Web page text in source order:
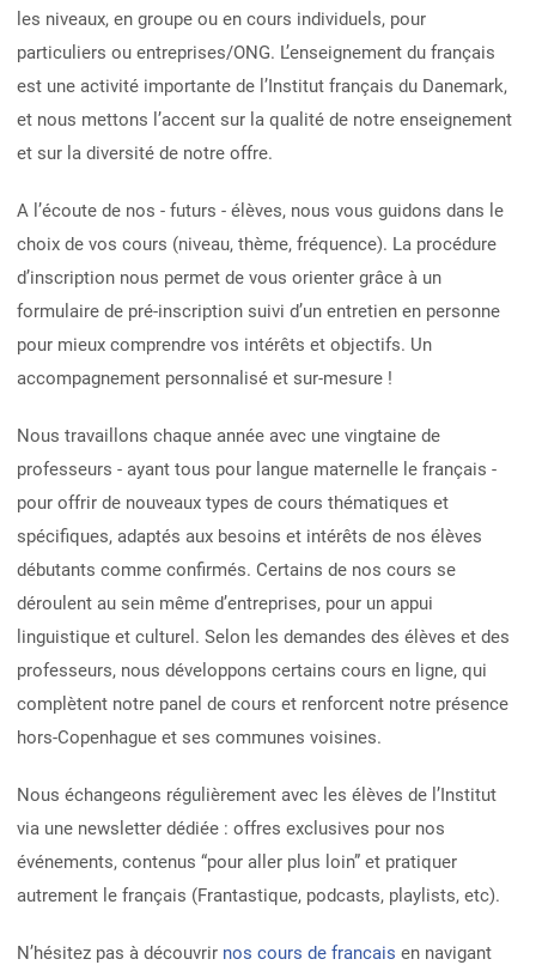
les niveaux, en groupe ou en cours individuels, pour
particuliers ou entreprises/ONG. L’enseignement du français
est une activité importante de l’Institut français du Danemark,
et nous mettons l’accent sur la qualité de notre enseignement
et sur la diversité de notre offre.
A l’écoute de nos - futurs - élèves, nous vous guidons dans le
choix de vos cours (niveau, thème, fréquence). La procédure
d’inscription nous permet de vous orienter grâce à un
formulaire de pré-inscription suivi d’un entretien en personne
pour mieux comprendre vos intérêts et objectifs. Un
accompagnement personnalisé et sur-mesure !
Nous travaillons chaque année avec une vingtaine de
professeurs - ayant tous pour langue maternelle le français -
pour offrir de nouveaux types de cours thématiques et
spécifiques, adaptés aux besoins et intérêts de nos élèves
débutants comme confirmés. Certains de nos cours se
déroulent au sein même d’entreprises, pour un appui
linguistique et culturel. Selon les demandes des élèves et des
professeurs, nous développons certains cours en ligne, qui
complètent notre panel de cours et renforcent notre présence
hors-Copenhague et ses communes voisines.
Nous échangeons régulièrement avec les élèves de l’Institut
via une newsletter dédiée : offres exclusives pour nos
événements, contenus “pour aller plus loin” et pratiquer
autrement le français (Frantastique, podcasts, playlists, etc).
N’hésitez pas à découvrir nos cours de francais en navigant